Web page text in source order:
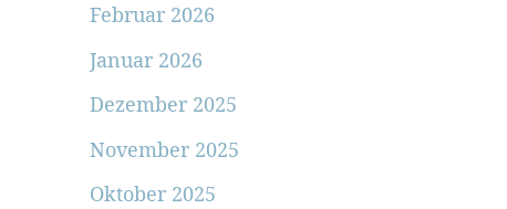
Februar 2026
Januar 2026
Dezember 2025
November 2025
Oktober 2025